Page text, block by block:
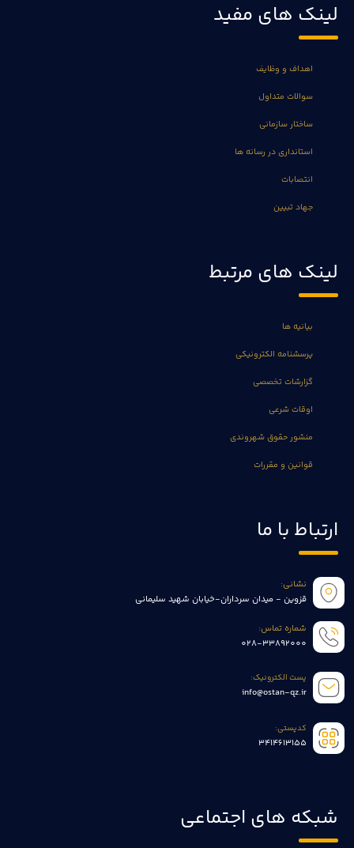
لینک های مفید
اهداف و وظایف
سوالات متداول
ساختار سازمانی
استانداری در رسانه ها
انتصابات
جهاد تبیین
لینک های مرتبط
بیانیه ها
پرسشنامه الکترونیکی
گزارشات تخصصی
اوقات شرعی
منشور حقوق شهروندی
قوانین و مقررات
ارتباط با ما
نشانی:
قزوین - میدان سرداران-خیابان شهید سلیمانی
شماره تماس:
028-33892000
پست الکترونیک:
info@ostan-qz.ir
کدپستی:
3414613155
شبکه های اجتماعی